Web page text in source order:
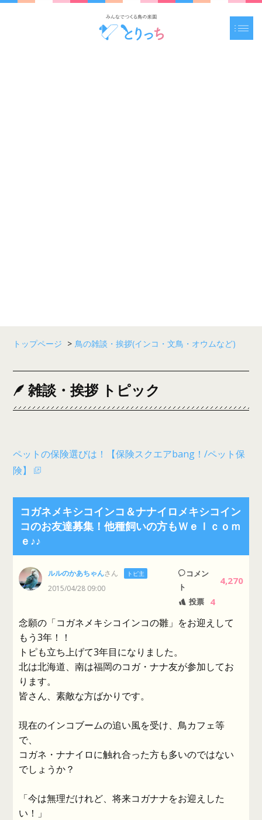
トップページ > 鳥の雑談・挨拶(インコ・文鳥・オウムなど)
雑談・挨拶 トピック
ペットの保険選びは！【保険スクエアbang！/ペット保
険】
コガネメキシコインコ＆ナナイロメキシコイン
コのお友達募集！他種飼いの方もＷｅｌｃｏｍ
ｅ♪♪
ルルのかあちゃんさん トピ主
2015/04/28 09:00
コメン
ト
4,270
投票 4
念願の「コガネメキシコインコの雛」をお迎えして
もう3年！！
トピも立ち上げて3年目になりました。
北は北海道、南は福岡のコガ・ナナ友が参加してお
ります。
皆さん、素敵な方ばかりです。
現在のインコブームの追い風を受け、鳥カフェ等
で、
コガネ・ナナイロに触れ合った方も多いのではない
でしょうか？
「今は無理だけれど、将来コガナナをお迎えした
い！」